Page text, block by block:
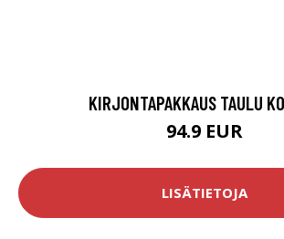
KIRJONTAPAKKAUS TAULU
94.9 EUR
LISÄTIETOJA